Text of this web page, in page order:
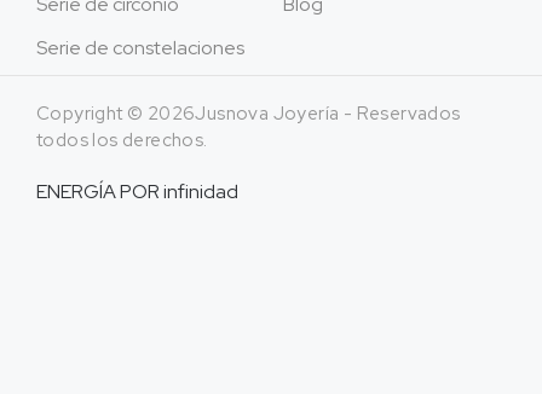
Serie de constelaciones
Copyright © 2026Jusnova Joyería - Reservados
todos los derechos.
ENERGÍA PORinfinidad